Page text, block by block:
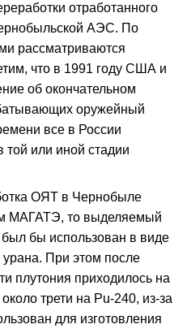
отработанного
АЭС. По
рассматриваются
что в 1991 году США и
об окончательном
оружейный
все в России
той или иной стадии
ОЯТ в Чернобыле
МАГАТЭ, то выделяемый
бы использован в виде
При этом после
плутония приходилось на
трети на Pu-240, из-за
для изготовления